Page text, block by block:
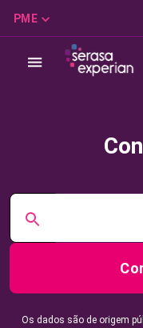
PME
Os dados são de origem